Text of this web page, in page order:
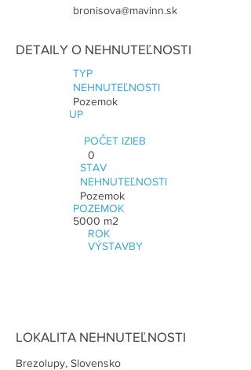
bronisova@mavinn.sk
DETAILY O NEHNUTEĽNOSTI
TYP
NEHNUTEĽNOSTI
Pozemok
UP
POČET IZIEB
0
STAV
NEHNUTEĽNOSTI
Pozemok
POZEMOK
5000 m2
ROK
VÝSTAVBY
LOKALITA NEHNUTEĽNOSTI
Brezolupy, Slovensko